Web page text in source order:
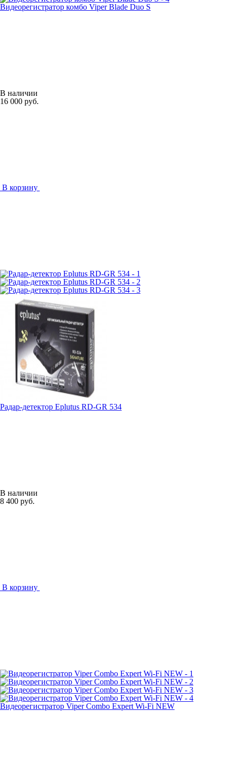
Видеорегистратор комбо Viper Blade Duo S
В наличии
16 000 руб.
В корзину
Радар-детектор Eplutus RD-GR 534
В наличии
8 400 руб.
В корзину
Видеорегистратор Viper Combo Expert Wi-Fi NEW